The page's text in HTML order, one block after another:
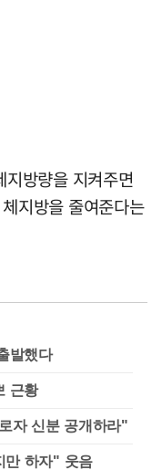
방량을 지켜주면
지방을 줄여준다는
발했다
근황
자 신분 공개하라"
만 하자" 웃음